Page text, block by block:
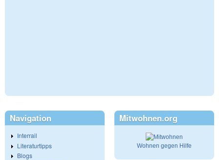
Navigation
Interrail
Literaturtipps
Blogs
Mitwohnen.org
Wohnen gegen Hilfe